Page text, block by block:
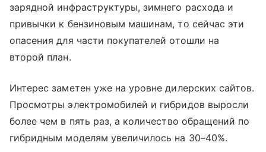
зарядной инфраструктуры, зимнего расхода и
привычки к бензиновым машинам, то сейчас эти
опасения для части покупателей отошли на
второй план.
Интерес заметен уже на уровне дилерских сайтов.
Просмотры электромобилей и гибридов выросли
более чем в пять раз, а количество обращений по
гибридным моделям увеличилось на 30–40%.